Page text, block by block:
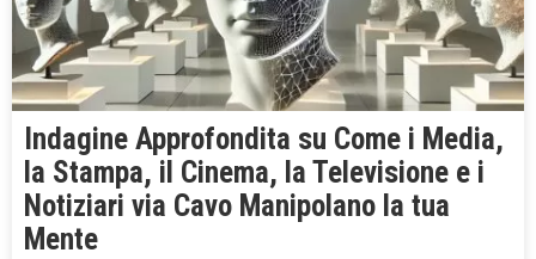
Indagine Approfondita su Come i Media,
la Stampa, il Cinema, la Televisione e i
Notiziari via Cavo Manipolano la tua
Mente